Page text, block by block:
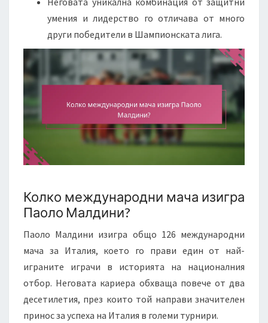
умения и лидерство го отличава от много
други победители в Шампионската лига.
Колко международни мача изигра
Паоло Малдини?
Паоло Малдини изигра общо 126 международни
мача за Италия, което го прави един от най-
играните играчи в историята на националния
отбор. Неговата кариера обхваща повече от два
десетилетия, през които той направи значителен
принос за успеха на Италия в големи турнири.